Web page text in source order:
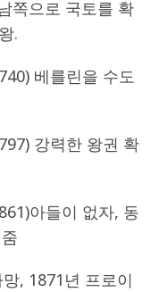
쪽으로 국토를 확
.
베를린을 수도
강력한 왕권 확
아들이 없자, 동
, 1871년 프로이